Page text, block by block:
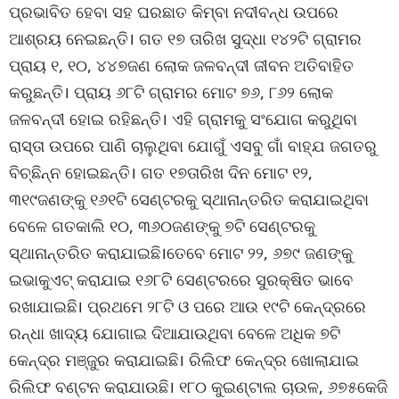
ପ୍ରଭାବିତ ହେବା ସହ ଘରଛାତ କିମ୍ବା ନଦୀବନ୍ଧ ଉପରେ
ଆଶ୍ରୟ ନେଇଛନ୍ତି। ଗତ ୧୭ ତାରିଖ ସୁଦ୍ଧା ୧୪୨ଟି ଗ୍ରାମର
ପ୍ରାୟ ୧, ୧୦, ୪୪୭ଜଣ ଲୋକ ଜଳବନ୍ଦୀ ଜୀବନ ଅତିବାହିତ
କରୁଛନ୍ତି। ପ୍ରାୟ ୬୮ଟି ଗ୍ରାମର ମୋଟ ୭୬, ୮୬୨ ଲୋକ
ଜଳବନ୍ଦୀ ହୋଇ ରହିଛନ୍ତି। ଏହି ଗ୍ରାମକୁ ସଂଯୋଗ କରୁଥିବା
ରାସ୍ତା ଉପରେ ପାଣି ଚାଲୁଥିବା ଯୋଗୁଁ ଏସବୁ ଗାଁ ବାହ୍ଯ ଜଗତରୁ
ବିଚ୍ଛିନ୍ନ ହୋଇଛନ୍ତି। ଗତ ୧୭ତାରିଖ ଦିନ ମୋଟ ୧୨,
୩୧୯ଜଣଙ୍କୁ ୧୬୧ଟି ସେଣ୍ଟରକୁ ସ୍ଥାନାନ୍ତରିତ କରାଯାଇଥିବା
ବେଳେ ଗତକାଲି ୧୦, ୩୬୦ଜଣଙ୍କୁ ୭ଟି ସେଣ୍ଟରକୁ
ସ୍ଥାନାନ୍ତରିତ କରାଯାଇଛି।ତେବେ ମୋଟ ୨୨, ୬୭୯ ଜଣଙ୍କୁ
ଇଭାକୁଏଟ୍ କରାଯାଇ ୧୬୮ଟି ସେଣ୍ଟରରେ ସୁରକ୍ଷିତ ଭାବେ
ରଖାଯାଇଛି। ପ୍ରଥମେ ୨୮ଟି ଓ ପରେ ଆଉ ୧୯ଟି କେନ୍ଦ୍ରରେ
ରନ୍ଧା ଖାଦ୍ୟ ଯୋଗାଇ ଦିଆଯାଉଥିବା ବେଳେ ଅଧିକ ୭ଟି
କେନ୍ଦ୍ର ମଞ୍ଜୁର କରାଯାଇଛି। ରିଲିଫ କେନ୍ଦ୍ର ଖୋଲାଯାଇ
ରିଲିଫ ବଣ୍ଟନ କରାଯାଉଛି। ୧୮୦ କୁଇଣ୍ଟାଲ ଚାଉଳ, ୬୭୫କେଜି